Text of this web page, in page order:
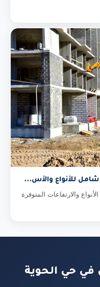
للأنواع والأس...
والارتفاعات المتوفرة
في حي الحوية